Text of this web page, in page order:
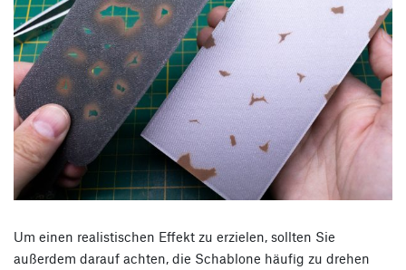
Um einen realistischen Effekt zu erzielen, sollten Sie
außerdem darauf achten, die Schablone häufig zu drehen